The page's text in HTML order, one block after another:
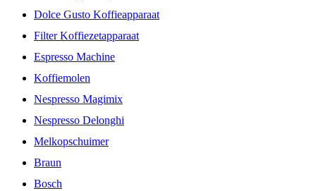
Dolce Gusto Koffieapparaat
Filter Koffiezetapparaat
Espresso Machine
Koffiemolen
Nespresso Magimix
Nespresso Delonghi
Melkopschuimer
Braun
Bosch